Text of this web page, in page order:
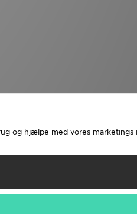
og hjælpe med vores